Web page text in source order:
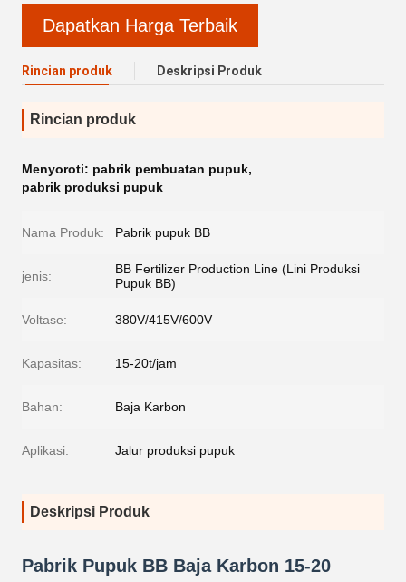
Dapatkan Harga Terbaik
Rincian produk Deskripsi Produk
Rincian produk
Menyoroti: pabrik pembuatan pupuk,
pabrik produksi pupuk
Nama Produk: Pabrik pupuk BB
jenis:
BB Fertilizer Production Line (Lini Produksi
Pupuk BB)
Voltase: 380V/415V/600V
Kapasitas: 15-20t/jam
Bahan: Baja Karbon
Aplikasi: Jalur produksi pupuk
Deskripsi Produk
Pabrik Pupuk BB Baja Karbon 15-20